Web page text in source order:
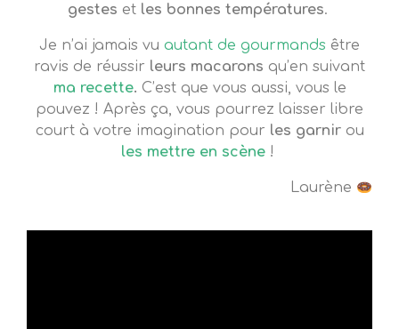
gestes et les bonnes températures.
Je n’ai jamais vu autant de gourmands être
ravis de réussir leurs macarons qu’en suivant
ma recette. C’est que vous aussi, vous le
pouvez ! Après ça, vous pourrez laisser libre
court à votre imagination pour les garnirou
les mettre en scène!
Laurène